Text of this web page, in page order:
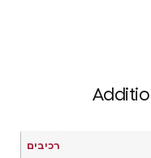
רכיבים